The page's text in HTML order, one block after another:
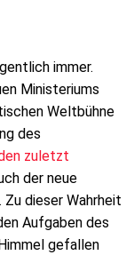
immer.
Ministeriums
Weltbühne
des
zuletzt
der neue
dieser Wahrheit
Aufgaben des
gefallen